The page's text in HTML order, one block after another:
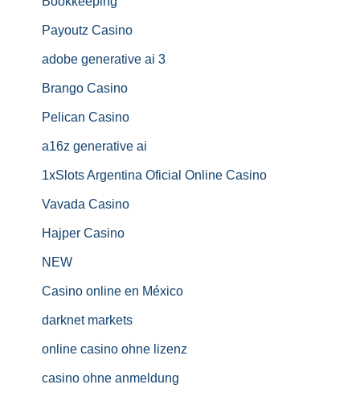
Payoutz Casino
adobe generative ai 3
Brango Casino
Pelican Casino
a16z generative ai
1xSlots Argentina Oficial Online Casino
Vavada Casino
Hajper Casino
NEW
Casino online en México
darknet markets
online casino ohne lizenz
casino ohne anmeldung